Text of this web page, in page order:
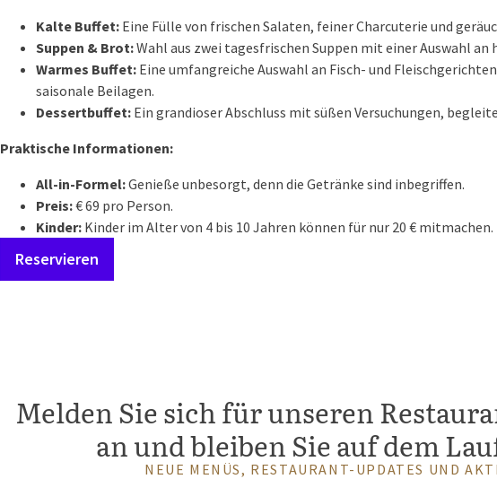
Kalte Buffet: Eine Fülle von frischen Salaten, feiner Charcuterie und
Suppen & Brot:Wahl aus zwei tagesfrischen Suppen mit einer Auswahl
Warmes Buffet: Eine umfangreiche Auswahl an Fisch- und
saisonale Beilagen.
Dessertbuffet: Ein grandioser Abschluss mit süßen Versuchungen,
Praktische Informationen:
All-in-Formel:Genieße unbesorgt, denn die Getränke sind inbegriffen.
Preis:€ 69 pro Person.
Kinder: Kinder im Alter von 4 bis 10 Jahren können für nur 20 € mitmachen.
Reservieren
Melden Sie sich für unseren
an und bleiben Sie auf dem
NEUE MENÜS, RESTAURANT-UPDATES UND